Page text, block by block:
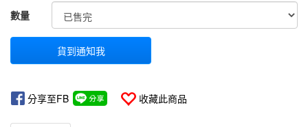
GOODS000000000000000000595
數量
貨到通知我
分享至FB 收藏此商品